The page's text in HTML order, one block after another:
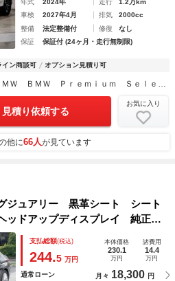
車検
2027年4月 排気
2000cc
整備
法定整備付 修復
なし
保証
保証付 (24ヶ月・走行無制限)
イン商談可 オプション見積り可
Ｋｏｂｅ ＢＭＷ ＢＭＷ Ｐｒｅｍｉｕｍ Ｓｅｌｅｃｔｉｏｎ 加古川
積り依頼する
お気に入り
他に66人が見ています
ジュアリー 黒革シート シート
ドアップディスプレイ 純正ナ
クルーズコントロール パーキ
ビングアシスト 電動リアゲー
支払総額(税込)
244.5 万円
本体価格
230.1
万円
諸費用
14.4
万円
通常ローン 月々 18,300 円